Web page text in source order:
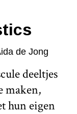
de Jong
deeltjes
maken,
hun eigen